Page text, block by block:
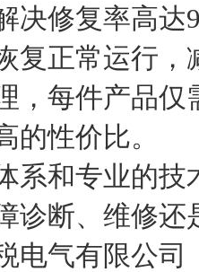
决修复率高
复正常运行
，每件产品
的性价比。
系和专业的
诊断、维修
电气有限公